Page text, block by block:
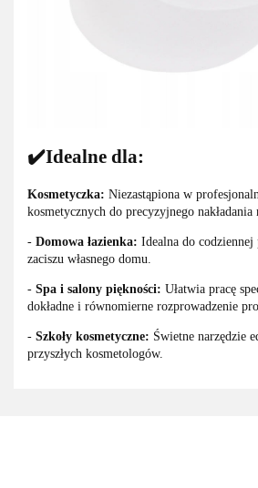
✔️Idealne dla:
Kosmetyczka: Niezastąpiona w
kosmetycznych do precyzyjnego nakładania
- Domowa łazienka: Idealna do
zaciszu własnego domu.
- Spa i salony piękności: Ułatwia pracę
dokładne i równomierne rozprowadzenie
- Szkoły kosmetyczne: Świetne narzędzie
przyszłych kosmetologów.